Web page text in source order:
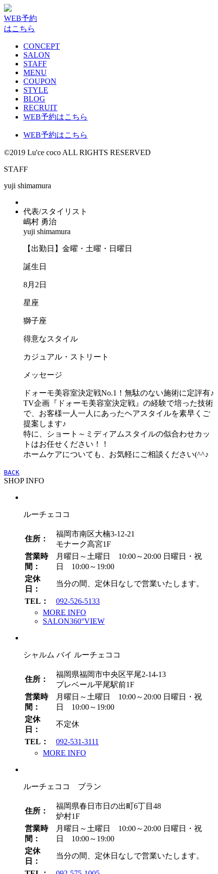
WEB予約
はこちら
CONCEPT
SALON
STAFF
MENU
COUPON
STYLE
BLOG
RECRUIT
WEB予約はこちら
WEB予約はこちら
©2019 Lu'ce coco ALL RIGHTS RESERVED
STAFF
yuji shimamura
代表/スタイリスト
嶋村 勇治
yuji shimamura
【出勤日】金曜・土曜・日曜日
誕生日
8月2日
星座
獅子座
得意なスタイル
カジュアル・ストリート
メッセージ
ドォーモ美容室決定戦No.1！無駄のない施術に定評有♪
TV企画『ドォーモ美容室決定戦』の経験で培った技術
で、お客様一人一人にあったヘアスタイルを素早くご
提案します♪
特に、ショート～ミディアムスタイルの似合わせカッ
トはお任せください！！
ホームケアについても、お気軽にご相談ください(^^♪
BACK
SHOP INFO
ルーチェココ
住所：
福岡市南区大楠3-12-21
モナーク高宮1F
営業時
間：
月曜日～土曜日 10:00～20:00 日曜日・祝
日 10:00～19:00
定休
日：
当分の間、定休日なしで営業いたします。
TEL：
092-526-5133
MORE INFO
SALON360°VIEW
シャルム バイ ルーチェココ
住所：
福岡県福岡市中央区平尾2-14-13
プレベール平尾駅前1F
営業時
間：
月曜日～土曜日 10:00～20:00 日曜日・祝
日 10:00～19:00
定休
日：
不定休
TEL：
092-531-3111
MORE INFO
ルーチェココ ブラン
住所：
福岡県春日市日の出町6丁目48
炉村1F
営業時
間：
月曜日～土曜日 10:00～20:00 日曜日・祝
日 10:00～19:00
定休
日：
当分の間、定休日なしで営業いたします。